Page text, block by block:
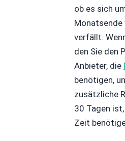
ob es sich
verfällt.
den Sie den
Anbieter, die
benötigen,
zusätzliche
30 Tagen
Zeit